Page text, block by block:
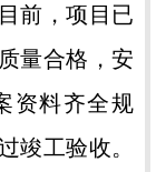
前，项目已
量合格，安
资料齐全规
竣工验收。